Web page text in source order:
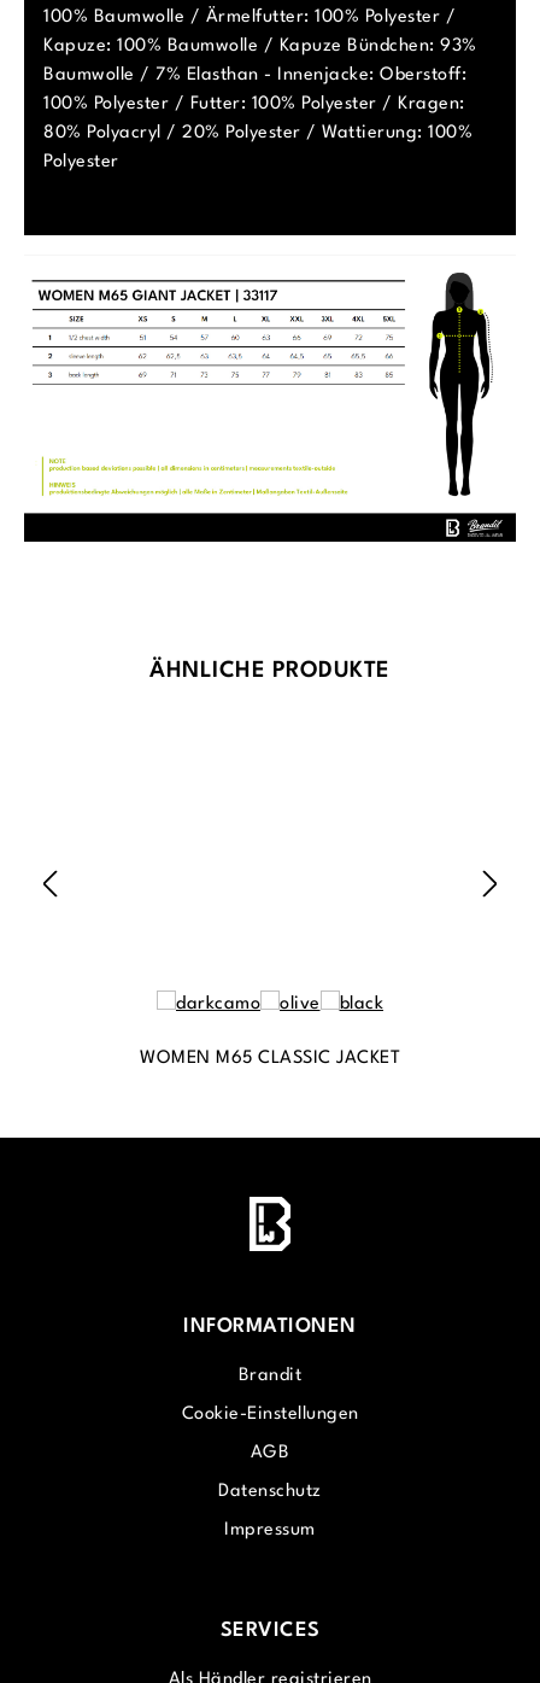
100% Baumwolle / Ärmelfutter: 100% Polyester /
Kapuze: 100% Baumwolle / Kapuze Bündchen: 93%
Baumwolle / 7% Elasthan - Innenjacke: Oberstoff:
100% Polyester / Futter: 100% Polyester / Kragen:
80% Polyacryl / 20% Polyester / Wattierung: 100%
Polyester
Produktgalerie überspringen
ÄHNLICHE PRODUKTE
WOMEN M65 CLASSIC JACKET
INFORMATIONEN
Brandit
Cookie-Einstellungen
AGB
Datenschutz
Impressum
SERVICES